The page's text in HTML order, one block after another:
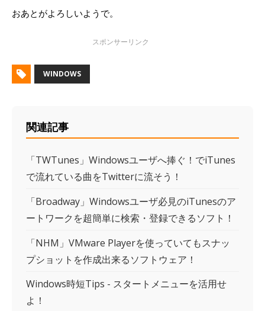
おあとがよろしいようで。
WINDOWS
関連記事
「TWTunes」Windowsユーザへ捧ぐ！でiTunes
で流れている曲をTwitterに流そう！
「Broadway」Windowsユーザ必見のiTunesのア
ートワークを超簡単に検索・登録できるソフト！
「NHM」VMware Playerを使っていてもスナッ
プショットを作成出来るソフトウェア！
Windows時短Tips - スタートメニューを活用せ
よ！